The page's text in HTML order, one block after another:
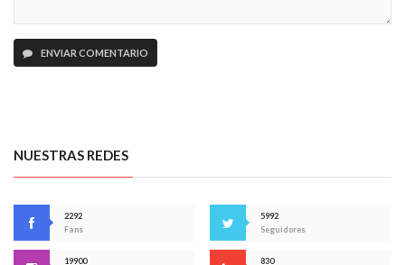
ENVIAR COMENTARIO
NUESTRAS REDES
2292
Fans
5992
Seguidores
19900 830